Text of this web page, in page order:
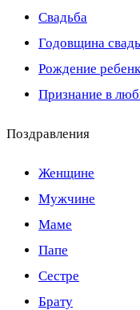
Свадьба
Годовщина
Рождение
Признание в
Поздравления
Женщине
Мужчине
Маме
Папе
Сестре
Брату